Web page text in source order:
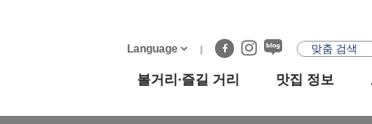
Language
볼거리∙즐길 거리 맛집 정보